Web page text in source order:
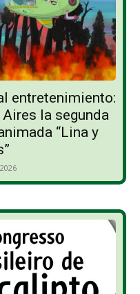
entretenimiento:
la segunda
“Lina y